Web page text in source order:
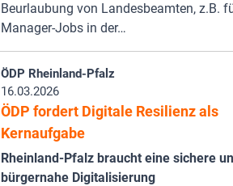
Beurlaubung von Landesbeamten, z.B.
Manager-Jobs in der…
ÖDP Rheinland-Pfalz
16.03.2026
ÖDP fordert Digitale Resilienz als
Kernaufgabe
Rheinland-Pfalz braucht eine sichere
bürgernahe Digitalisierung